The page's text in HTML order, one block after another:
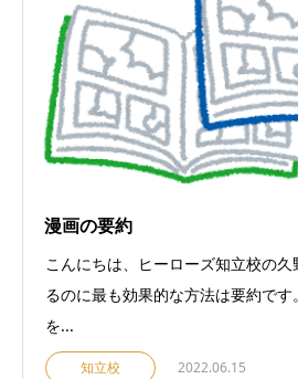
漫画の要約
こんにちは、ヒーローズ知立校の久
るのに最も効果的な方法は要約で
を...
知立校 2022.06.15